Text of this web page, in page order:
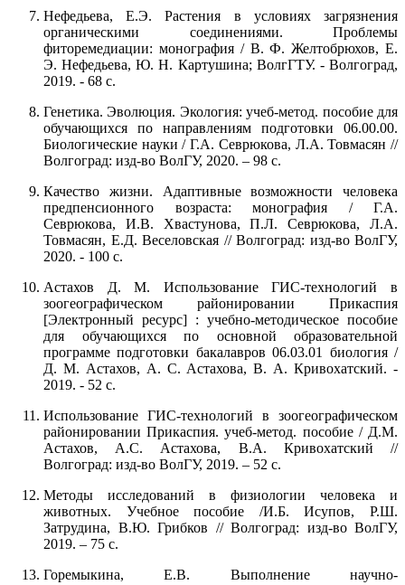
Нефедьева, Е.Э. Растения в условиях загрязнения
органическими соединениями. Проблемы
фиторемедиации: монография / В. Ф. Желтобрюхов, Е.
Э. Нефедьева, Ю. Н. Картушина; ВолгГТУ. - Волгоград,
2019. - 68 с.
Генетика. Эволюция. Экология: учеб-метод. пособие для
обучающихся по направлениям подготовки 06.00.00.
Биологические науки / Г.А. Севрюкова, Л.А. Товмасян //
Волгоград: изд-во ВолГУ, 2020. – 98 с.
Качество жизни. Адаптивные возможности человека
предпенсионного возраста: монография / Г.А.
Севрюкова, И.В. Хвастунова, П.Л. Севрюкова, Л.А.
Товмасян, Е.Д. Веселовская // Волгоград: изд-во ВолГУ,
2020. - 100 с.
Астахов Д. М. Использование ГИС-технологий в
зоогеографическом районировании Прикаспия
[Электронный ресурс] : учебно-методическое пособие
для обучающихся по основной образовательной
программе подготовки бакалавров 06.03.01 биология /
Д. М. Астахов, А. С. Астахова, В. А. Кривохатский. -
2019. - 52 с.
Использование ГИС-технологий в зоогеографическом
районировании Прикаспия. учеб-метод. пособие / Д.М.
Астахов, А.С. Астахова, В.А. Кривохатский //
Волгоград: изд-во ВолГУ, 2019. – 52 с.
Методы исследований в физиологии человека и
животных. Учебное пособие /И.Б. Исупов, Р.Ш.
Затрудина, В.Ю. Грибков // Волгоград: изд-во ВолГУ,
2019. – 75 с.
Горемыкина, Е.В. Выполнение научно-